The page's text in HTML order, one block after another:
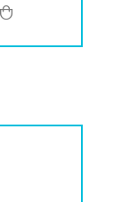
Zur Merkliste